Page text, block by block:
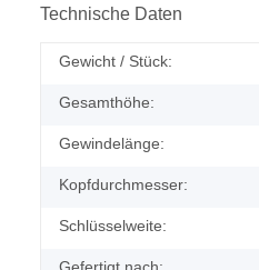
Technische Daten
Gewicht / Stück:
Gesamthöhe:
Gewindelänge:
Kopfdurchmesser:
Schlüsselweite:
Gefertigt nach: